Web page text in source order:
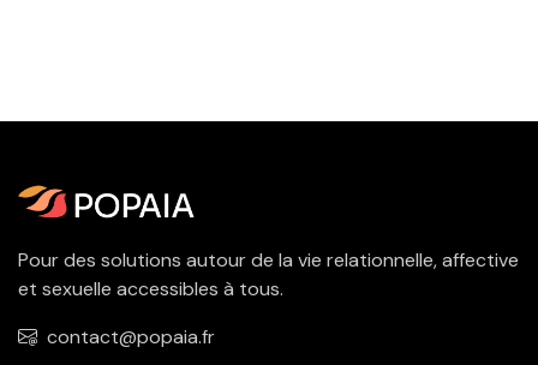
Pour des solutions autour de la vie relationnelle, affective
et sexuelle accessibles à tous.
contact@popaia.fr